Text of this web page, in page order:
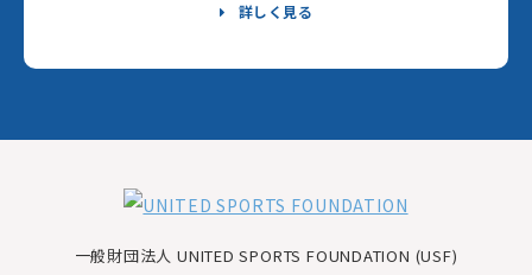
詳しく見る
一般財団法人 UNITED SPORTS FOUNDATION (USF)